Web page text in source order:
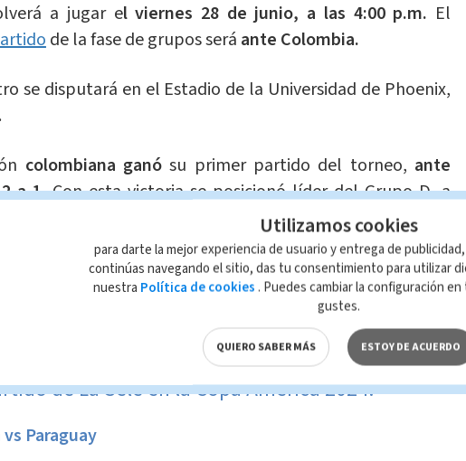
a jugar el viernes 28 de junio, a las 4:00 p.m. El
de la fase de grupos será ante Colombia.
se disputará en el Estadio de la Universidad de Phoenix,
colombiana ganósu primer partido del torneo, ante
a 1.Con esta victoria se posicionó líder del Grupo D, a
pasó en una sola fecha ????
6OcvA2bMGD
Copa América™️ (@CopaAmerica)June 25, 2024
de La Sele en la Copa América 2024:
Paraguay
Utilizamos cookies
para darte la mejor experiencia de usuario y entrega de
continúas navegando el sitio, das tu consentimiento para utilizar
nuestra Política de cookies . Puedes cambiar la configuración
gustes.
QUIERO SABER MÁS ESTOY DE ACUERDO